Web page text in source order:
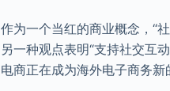
作为一个当红的商业概念，“
另一种观点表明“支持社交互
电商正在成为海外电子商务新